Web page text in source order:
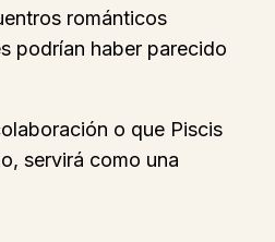
románticos
podrían haber parecido
o que Piscis
servirá como una